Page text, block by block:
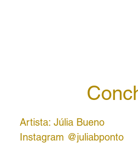
Artista: Júlia Bueno
Instagram @juliabponto